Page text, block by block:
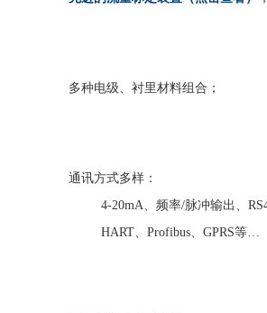
多种电级、衬里材料组合；
通讯方式多样：
4-20mA、频率/脉冲输出、
HART、Profibus、GPRS等…